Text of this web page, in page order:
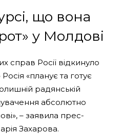
що вона
у Молдові
справ Росії відкинуло
«планує та готує
радянській
абсолютно
– заявила прес-
Захарова.